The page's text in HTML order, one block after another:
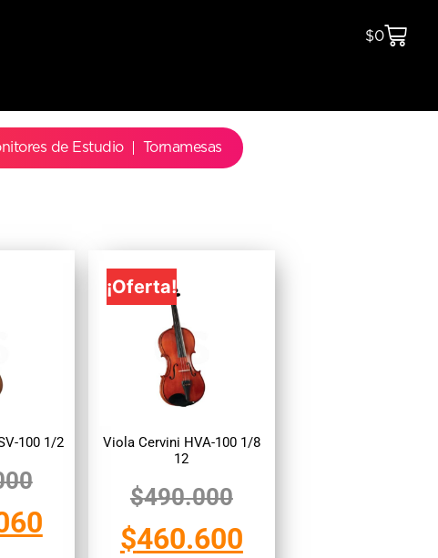
$0
de Estudio Tornamesas
100 1/2
¡Oferta!
Viola Cervini HVA-100 1/8
12
$490.000
$460.600